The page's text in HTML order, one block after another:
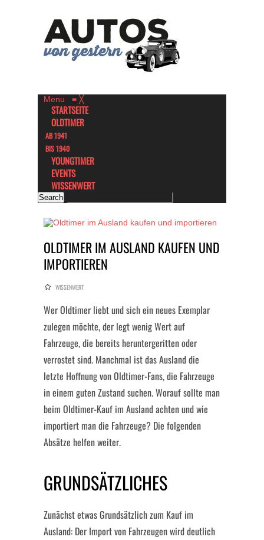
Menu ≡ ╳
STARTSEITE
OLDTIMER
AB 1941
BIS 1940
YOUNGTIMER
EVENTS
WISSENWERT
OLDTIMER IM AUSLAND KAUFEN UND
IMPORTIEREN
WISSENWERT
Wer Oldtimer liebt und sich ein neues Exemplar
zulegen möchte, der legt wenig Wert auf
Fahrzeuge, die bereits heruntergeritten oder
verrostet sind. Manchmal ist das Ausland die
letzte Hoffnung von Oldtimer-Fans, die Fahrzeuge
in einem guten Zustand suchen. Worauf sollte man
beim Oldtimer-Kauf im Ausland achten und wie
importiert man die Fahrzeuge? Die folgenden
Absätze helfen weiter.
GRUNDSÄTZLICHES
Zunächst etwas Grundsätzlich zum Kauf im
Ausland: Der Import von Fahrzeugen wird deutlich